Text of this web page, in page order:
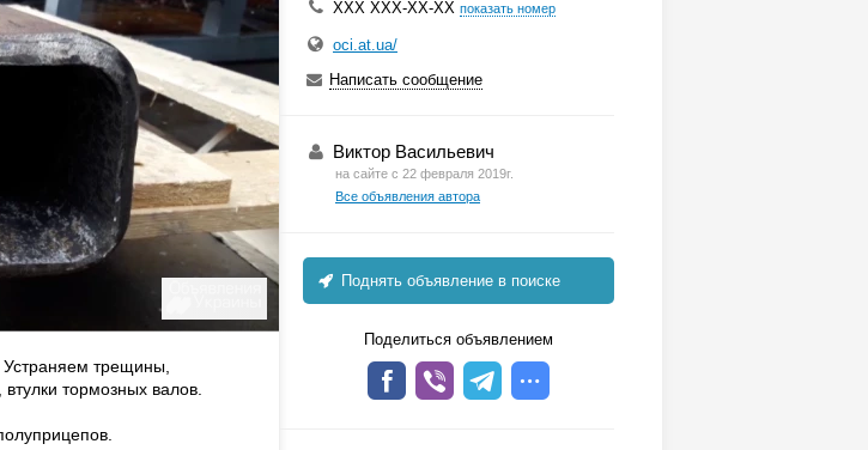
трещины,
тормозных валов.
ХХХ ХХХ-ХХ-ХХ показать номер
oci.at.ua/
Написать сообщение
Виктор Васильевич
на сайте с 22 февраля 2019г.
Все объявления автора
Поднять объявление в поиске
Поделиться объявлением